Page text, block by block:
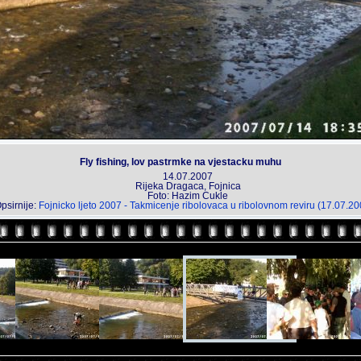
Fly fishing, lov pastrmke na vjestacku muhu
14.07.2007
Rijeka Dragaca, Fojnica
Foto: Hazim Cukle
Fojnicko ljeto 2007 - Takmicenje ribolovaca u ribolovnom reviru